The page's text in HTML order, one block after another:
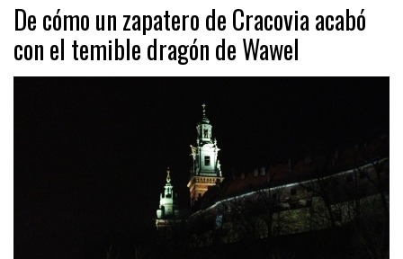
De cómo un zapatero de Cracovia acabó
con el temible dragón de Wawel